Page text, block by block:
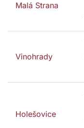
Malá Strana
Vinohrady
Holešovice